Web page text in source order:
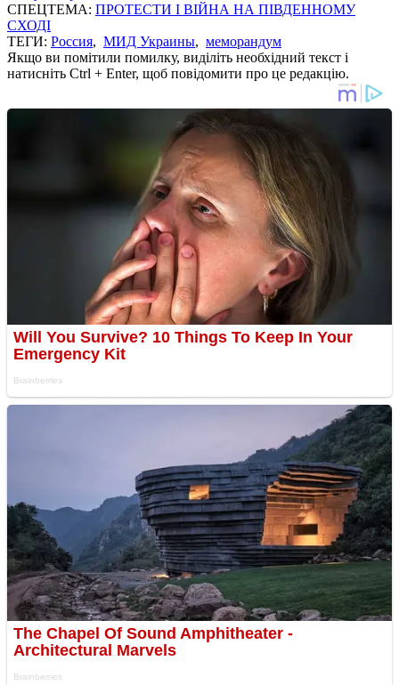
СПЕЦТЕМА: ПРОТЕСТИ І ВІЙНА НА ПІВДЕННОМУ
СХОДІ
ТЕГИ: Россия, МИД Украины, меморандум
Якщо ви помітили помилку, виділіть необхідний текст і
натисніть Ctrl + Enter, щоб повідомити про це редакцію.